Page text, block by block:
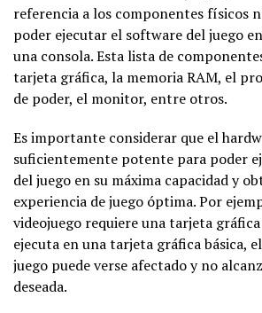
referencia a los componentes físicos
poder ejecutar el software del juego
una consola. Esta lista de
tarjeta gráfica, la memoria RAM, el
de poder, el monitor, entre otros.
Es importante considerar que el
suficientemente potente para poder
del juego en su máxima capacidad y
experiencia de juego óptima. Por
videojuego requiere una tarjeta
ejecuta en una tarjeta gráfica básica,
juego puede verse afectado y no
deseada.